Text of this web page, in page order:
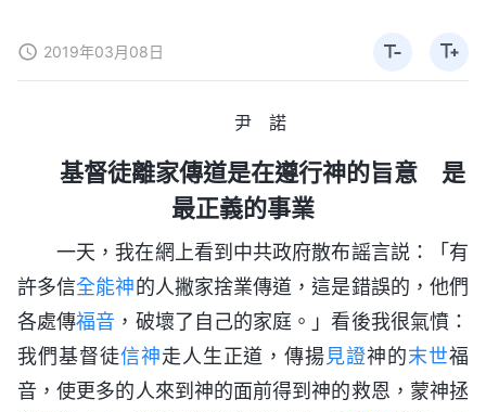
2019年03月08日
尹 諾
基督徒離家傳道是在遵行神的旨意 是
最正義的事業
一天，我在網上看到中共政府散布謡言説：「有
許多信全能神的人撇家捨業傳道，這是錯誤的，他們
各處傳福音 ，破壞了自己的家庭。」看後我很氣憤：
我們基督徒信神走人生正道，傳揚見證神的末世福
音，使更多的人來到神的面前得到神的救恩，蒙神拯